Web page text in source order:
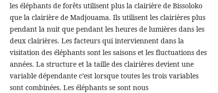
les éléphants de forêts utilisent plus la clairière de Bissoloko
que la clairière de Madjouama. Ils utilisent les clairières plus
pendant la nuit que pendant les heures de lumières dans les
deux clairières. Les facteurs qui interviennent dans la
visitation des éléphants sont les saisons et les fluctuations des
années. La structure et la taille des clairières devient une
variable dépendante c’est lorsque toutes les trois variables
sont combinées. Les éléphants se sont nous